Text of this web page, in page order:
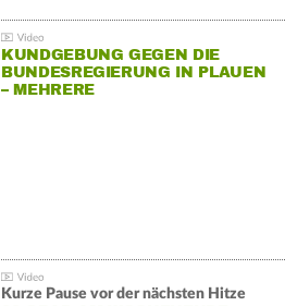
KUNDGEBUNG GEGEN DIE
BUNDESREGIERUNG IN PLAUEN
– MEHRERE
Kurze Pause vor der nächsten Hitze